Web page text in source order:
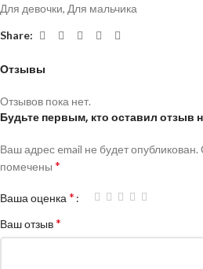
Для девочки, Для мальчика
Share:
Отзывы
Отзывов пока нет.
Будьте первым, кто оставил отзыв
Ваш адрес email не будет опубликован.
помечены *
Ваша оценка *
Ваш отзыв*